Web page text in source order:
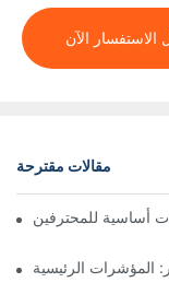
الاستفسار الآن
مقالات مقترحة
أساسية للمحترفين
المؤشرات الرئيسية